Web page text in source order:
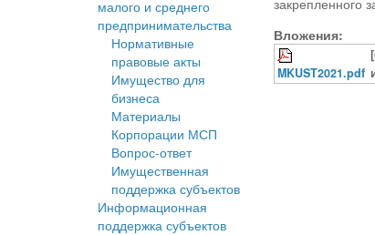
малого и среднего
предпринимательства
Нормативные
правовые акты
Имущество для
бизнеса
Материалы
Корпорации МСП
Вопрос-ответ
Имущественная
поддержка субъектов
Информационная
поддержка субъектов
закрепленного
Вложения:
MKUST2021.pdf